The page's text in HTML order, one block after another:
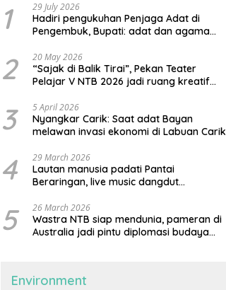
1 29 July 2026
Hadiri pengukuhan Penjaga Adat di
Pengembuk, Bupati: adat dan agama
2 20 May 2026
“Sajak di Balik Tirai”, Pekan Teater
Pelajar V NTB 2026 jadi ruang kreatif
3 5 April 2026
Nyangkar Carik: Saat adat Bayan
melawan invasi ekonomi di Labuan Carik
4 29 March 2026
Lautan manusia padati Pantai
Beraringan, live music dangdut
KLU
5 26 March 2026
Wastra NTB siap mendunia, pameran di
Australia jadi pintu diplomasi budaya
Environment